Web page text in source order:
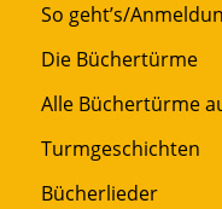
So geht’s/
Die Büchertürme
Alle Büchertürme
Turmgeschichten
Bücherlieder